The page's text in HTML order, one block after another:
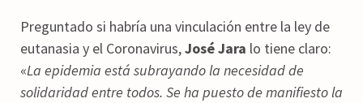
Preguntado si habría una vinculación entre la ley de
eutanasia y el Coronavirus,José Jara lo tiene claro:
«La epidemia está subrayando la necesidad de
solidaridad entre todos. Se ha puesto de manifiesto la